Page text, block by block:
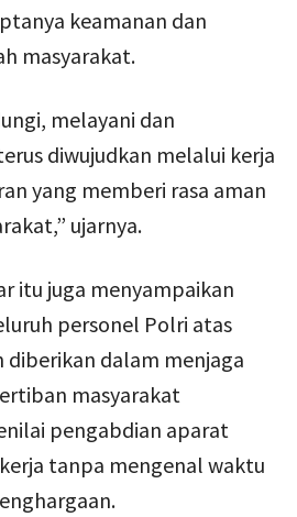
keamanan dan
masyarakat.
melayani dan
diwujudkan melalui kerja
yang memberi rasa aman
ujarnya.
itu juga menyampaikan
personel Polri atas
diberikan dalam menjaga
masyarakat
pengabdian aparat
tanpa mengenal waktu